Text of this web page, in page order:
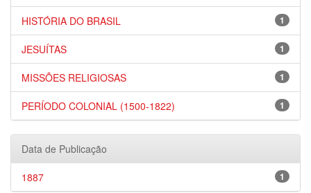
1
HISTÓRIA DO BRASIL
1
JESUÍTAS
1
MISSÕES RELIGIOSAS
1
PERÍODO COLONIAL (1500-1822)
Data de Publicação
1
1887